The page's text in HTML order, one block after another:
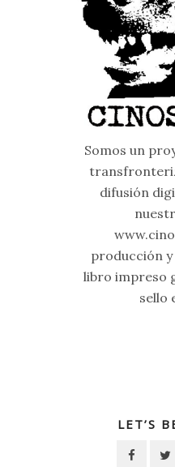
Somos un
difusión
producción
libro impreso
sello
LET’S